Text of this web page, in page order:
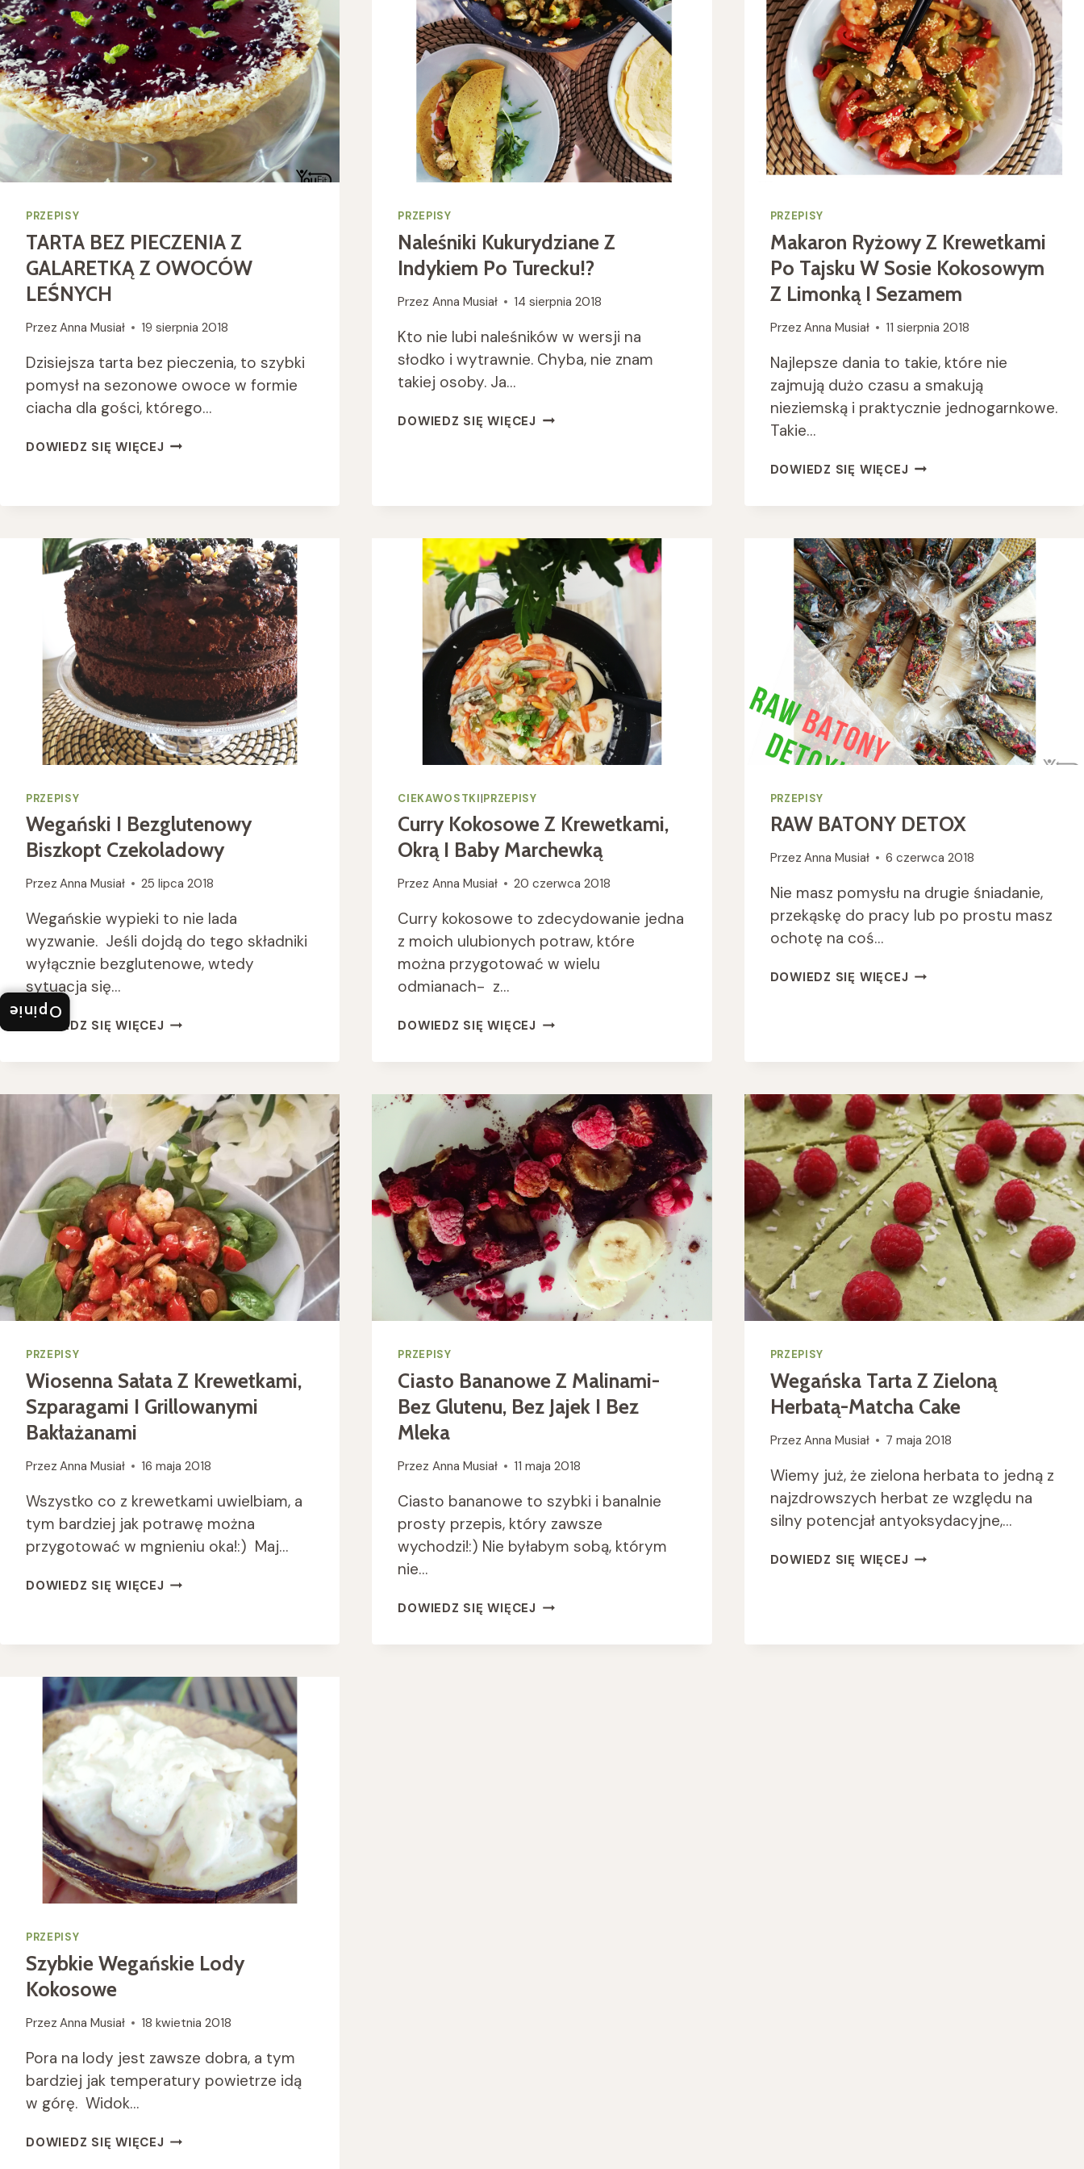
Opinie
PRZEPISY
TARTA BEZ PIECZENIA Z
GALARETKĄ Z OWOCÓW
LEŚNYCH
Przez Anna Musiał 19 sierpnia 2018
Dzisiejsza tarta bez pieczenia, to szybki
pomysł na sezonowe owoce w formie
ciacha dla gości, którego…
DOWIEDZ SIĘ WIĘCEJ TARTA
OWOCÓW
LEŚNYCH
PRZEPISY
Naleśniki Kukurydziane Z
Indykiem Po Turecku!?
Przez Anna Musiał 14 sierpnia 2018
Kto nie lubi naleśników w wersji na
słodko i wytrawnie. Chyba, nie znam
takiej osoby. Ja…
DOWIEDZ SIĘ WIĘCEJ NALEŚNIKI
TURECKU!?
PRZEPISY
Makaron Ryżowy Z Krewetkami
Po Tajsku W Sosie Kokosowym
Z Limonką I Sezamem
Przez Anna Musiał 11 sierpnia 2018
Najlepsze dania to takie, które nie
zajmują dużo czasu a smakują
nieziemską i praktycznie jednogarnkowe.
Takie…
DOWIEDZ SIĘ WIĘCEJ MAKARON
PO
TAJSKU
W
SOSIE
KOKOSOWYM
Z
LIMONKĄ
I
SEZAMEM
PRZEPISY
Wegański I Bezglutenowy
Biszkopt Czekoladowy
Przez Anna Musiał 25 lipca 2018
Wegańskie wypieki to nie lada
wyzwanie. Jeśli dojdą do tego składniki
wyłącznie bezglutenowe, wtedy
sytuacja się…
DOWIEDZ SIĘ WIĘCEJ WEGAŃSKI
CZEKOLADOWY
CIEKAWOSTKI|PRZEPISY
Curry Kokosowe Z Krewetkami,
Okrą I Baby Marchewką
Przez Anna Musiał 20 czerwca 2018
Curry kokosowe to zdecydowanie jedna
z moich ulubionych potraw, które
można przygotować w wielu
odmianach- z…
DOWIEDZ SIĘ WIĘCEJ CURRY
OKRĄ
I
BABY
MARCHEWKĄ
PRZEPISY
RAW BATONY DETOX
Przez Anna Musiał 6 czerwca 2018
Nie masz pomysłu na drugie śniadanie,
przekąskę do pracy lub po prostu masz
ochotę na coś…
DOWIEDZ SIĘ WIĘCEJ RAW
PRZEPISY
Wiosenna Sałata Z Krewetkami,
Szparagami I Grillowanymi
Bakłażanami
Przez Anna Musiał 16 maja 2018
Wszystko co z krewetkami uwielbiam, a
tym bardziej jak potrawę można
przygotować w mgnieniu oka!:) Maj…
DOWIEDZ SIĘ WIĘCEJ WIOSENNA
GRILLOWANYMI
BAKŁAŻANAMI
PRZEPISY
Ciasto Bananowe Z Malinami-
Bez Glutenu, Bez Jajek I Bez
Mleka
Przez Anna Musiał 11 maja 2018
Ciasto bananowe to szybki i banalnie
prosty przepis, który zawsze
wychodzi!:) Nie byłabym sobą, którym
nie…
DOWIEDZ SIĘ WIĘCEJ CIASTO
PRZEPISY
Wegańska Tarta Z Zieloną
Herbatą-Matcha Cake
Przez Anna Musiał 7 maja 2018
Wiemy już, że zielona herbata to jedną z
najzdrowszych herbat ze względu na
silny potencjał antyoksydacyjne,…
DOWIEDZ SIĘ WIĘCEJ WEGAŃSKA
MATCHA
PRZEPISY
Szybkie Wegańskie Lody
Kokosowe
Przez Anna Musiał 18 kwietnia 2018
Pora na lody jest zawsze dobra, a tym
bardziej jak temperatury powietrze idą
w górę. Widok…
DOWIEDZ SIĘ WIĘCEJ SZYBKIE